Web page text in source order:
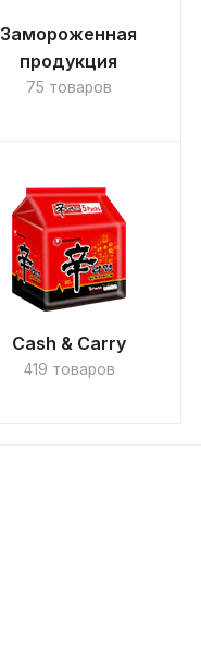
Замороженная
продукция
75 товаров
Cash & Carry
419 товаров